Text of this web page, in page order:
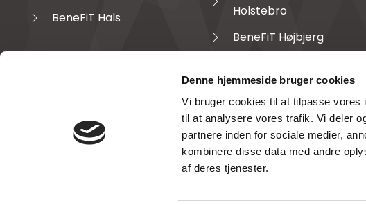
Denne hjemmeside bruger cookies
Vi bruger cookies til at tilpasse vores
til at analysere vores trafik. Vi deler
partnere inden for sociale medier,
kombinere disse data med andre
af deres tjenester.
BeneFiT Hals
Holstebro
BeneFiT Højbjerg
Cookiepolitik Patientsikkerhed Kvalitet Kontakt